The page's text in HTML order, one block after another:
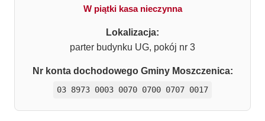
W piątki kasa nieczynna
Lokalizacja:
parter budynku UG, pokój nr 3
Nr konta dochodowego Gminy Moszczenica:
03 8973 0003 0070 0700 0707 0017